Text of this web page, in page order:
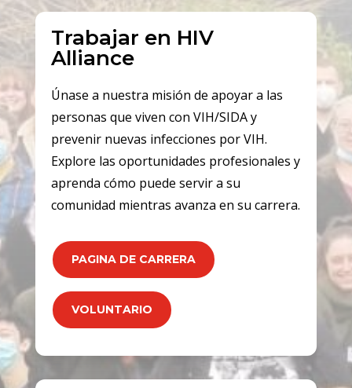
Trabajar en HIV
Alliance
Únase a nuestra misión de apoyar a las
personas que viven con VIH/SIDA y
prevenir nuevas infecciones por VIH.
Explore las oportunidades profesionales y
aprenda cómo puede servir a su
comunidad mientras avanza en su carrera.
PAGINA DE CARRERA
VOLUNTARIO